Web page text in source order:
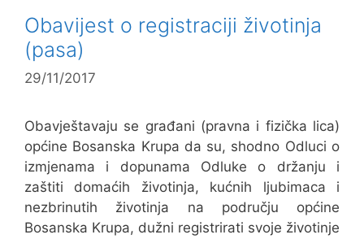
Obavijest o registraciji životinja
(pasa)
29/11/2017
Obavještavaju se građani (pravna i fizička lica)
općine Bosanska Krupa da su, shodno Odluci o
izmjenama i dopunama Odluke o držanju i
zaštiti domaćih životinja, kućnih ljubimaca i
nezbrinutih životinja na području općine
Bosanska Krupa, dužni registrirati svoje životinje